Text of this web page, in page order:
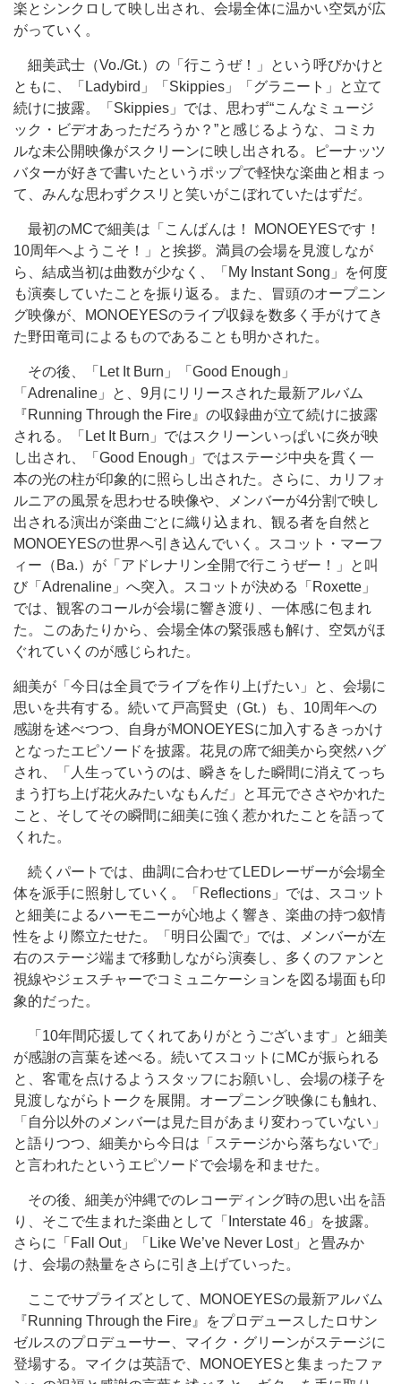
楽とシンクロして映し出され、会場全体に温かい空気が広
がっていく。
細美武士（Vo./Gt.）の「行こうぜ！」という呼びかけと
ともに、「Ladybird」「Skippies」「グラニート」と立て
続けに披露。「Skippies」では、思わず“こんなミュージ
ック・ビデオあっただろうか？”と感じるような、コミカ
ルな未公開映像がスクリーンに映し出される。ピーナッツ
バターが好きで書いたというポップで軽快な楽曲と相まっ
て、みんな思わずクスリと笑いがこぼれていたはずだ。
最初のMCで細美は「こんばんは！ MONOEYESです！
10周年へようこそ！」と挨拶。満員の会場を見渡しなが
ら、結成当初は曲数が少なく、「My Instant Song」を何度
も演奏していたことを振り返る。また、冒頭のオープニン
グ映像が、MONOEYESのライブ収録を数多く手がけてき
た野田竜司によるものであることも明かされた。
その後、「Let It Burn」「Good Enough」
「Adrenaline」と、9月にリリースされた最新アルバム
『Running Through the Fire』の収録曲が立て続けに披露
される。「Let It Burn」ではスクリーンいっぱいに炎が映
し出され、「Good Enough」ではステージ中央を貫く一
本の光の柱が印象的に照らし出された。さらに、カリフォ
ルニアの風景を思わせる映像や、メンバーが4分割で映し
出される演出が楽曲ごとに織り込まれ、観る者を自然と
MONOEYESの世界へ引き込んでいく。スコット・マーフ
ィー（Ba.）が「アドレナリン全開で行こうぜー！」と叫
び「Adrenaline」へ突入。スコットが決める「Roxette」
では、観客のコールが会場に響き渡り、一体感に包まれ
た。このあたりから、会場全体の緊張感も解け、空気がほ
ぐれていくのが感じられた。
細美が「今日は全員でライブを作り上げたい」と、会場に
思いを共有する。続いて戸高賢史（Gt.）も、10周年への
感謝を述べつつ、自身がMONOEYESに加入するきっかけ
となったエピソードを披露。花見の席で細美から突然ハグ
され、「人生っていうのは、瞬きをした瞬間に消えてっち
まう打ち上げ花火みたいなもんだ」と耳元でささやかれた
こと、そしてその瞬間に細美に強く惹かれたことを語って
くれた。
続くパートでは、曲調に合わせてLEDレーザーが会場全
体を派手に照射していく。「Reflections」では、スコット
と細美によるハーモニーが心地よく響き、楽曲の持つ叙情
性をより際立たせた。「明日公園で」では、メンバーが左
右のステージ端まで移動しながら演奏し、多くのファンと
視線やジェスチャーでコミュニケーションを図る場面も印
象的だった。
「10年間応援してくれてありがとうございます」と細美
が感謝の言葉を述べる。続いてスコットにMCが振られる
と、客電を点けるようスタッフにお願いし、会場の様子を
見渡しながらトークを展開。オープニング映像にも触れ、
「自分以外のメンバーは見た目があまり変わっていない」
と語りつつ、細美から今日は「ステージから落ちないで」
と言われたというエピソードで会場を和ませた。
その後、細美が沖縄でのレコーディング時の思い出を語
り、そこで生まれた楽曲として「Interstate 46」を披露。
さらに「Fall Out」「Like We’ve Never Lost」と畳みか
け、会場の熱量をさらに引き上げていった。
ここでサプライズとして、MONOEYESの最新アルバム
『Running Through the Fire』をプロデュースしたロサン
ゼルスのプロデューサー、マイク・グリーンがステージに
登場する。マイクは英語で、MONOEYESと集まったファ